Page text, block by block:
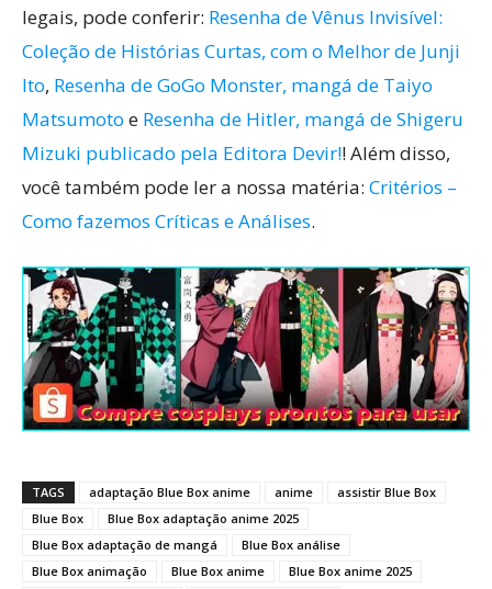
legais, pode conferir: Resenha de Vênus Invisível:
Coleção de Histórias Curtas, com o Melhor de Junji
Ito, Resenha de GoGo Monster, mangá de Taiyo
Matsumoto e Resenha de Hitler, mangá de Shigeru
Mizuki publicado pela Editora Devir!! Além disso,
você também pode ler a nossa matéria: Critérios –
Como fazemos Críticas e Análises.
TAGS adaptação Blue Box anime anime
assistir Blue Box
Blue Box
Blue Box adaptação anime 2025
Blue Box adaptação de mangá
Blue Box análise
Blue Box animação
Blue Box anime
Blue Box anime 2025